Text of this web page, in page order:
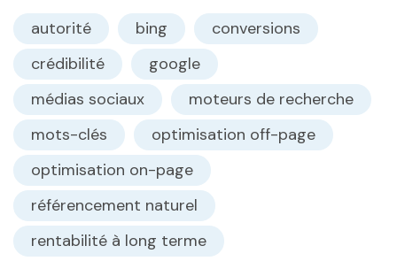
autorité bing
conversions
crédibilité
google
médias sociaux
moteurs de recherche
mots-clés
optimisation off-page
optimisation on-page
référencement naturel
rentabilité à long terme